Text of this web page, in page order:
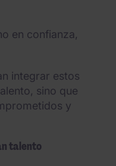
en confianza,
integrar estos
sino que
y
talento